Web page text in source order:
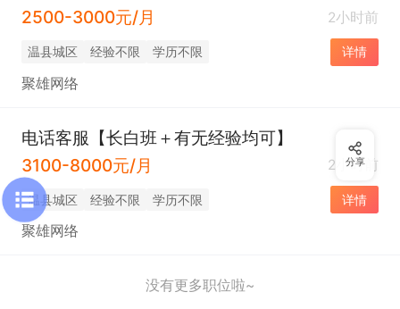
2500-3000元/月
2小时前
温县城区 经验不限 学历不限 详情
聚雄网络
电话客服【长白班＋有无经验均可】
3100-8000元/月
2小时前
温县城区 经验不限 学历不限 详情
聚雄网络
没有更多职位啦~
分享